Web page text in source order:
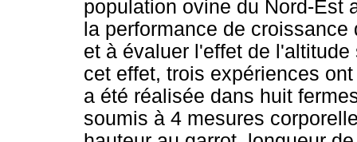
population ovine du Nord-Est
la performance de
et à évaluer l'effet de
cet effet, trois expériences
a été réalisée dans huit
soumis à 4 mesures